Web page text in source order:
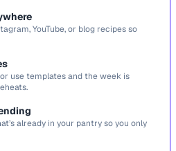
YouTube, or blog recipes so
use templates and the week is
already in your pantry so you only